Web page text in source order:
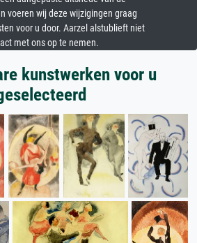
voeren wij deze wijzigingen graag
voor u door. Aarzel alstublieft niet
met ons op te nemen.
kunstwerken voor u